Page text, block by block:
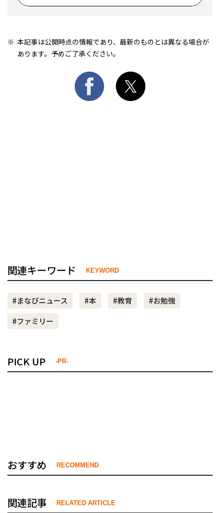
本記事は公開時点の情報であり、最新のものとは異なる場合が
あります。予めご了承ください。
関連キーワード KEYWORD
#まなびニュース #本 #教育
#お勉強
#ファミリー
PICK UP -PR-
おすすめ RECOMMEND
関連記事 RELATED ARTICLE